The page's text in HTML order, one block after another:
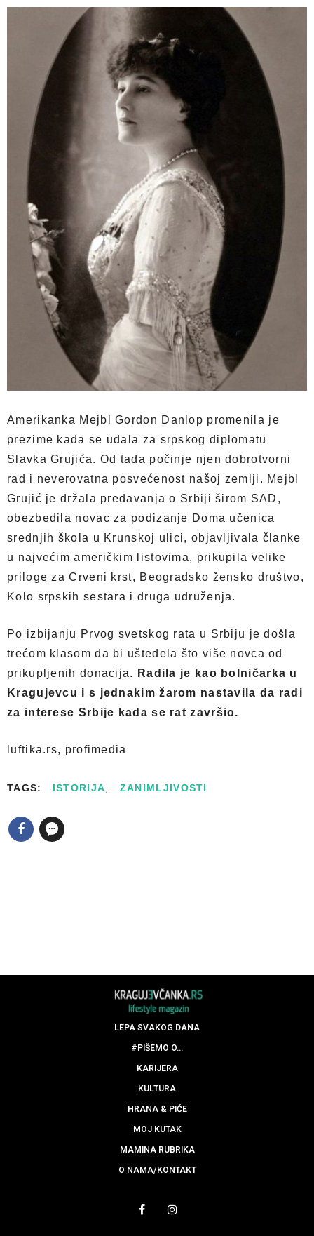
Amerikanka Mejbl Gordon Danlop promenila je
prezime kada se udala za srpskog diplomatu
Slavka Grujića. Od tada počinje njen dobrotvorni
rad i neverovatna posvećenost našoj zemlji. Mejbl
Grujić je držala predavanja o Srbiji širom SAD,
obezbedila novac za podizanje Doma učenica
srednjih škola u Krunskoj ulici, objavljivala članke
u najvećim američkim listovima, prikupila velike
priloge za Crveni krst, Beogradsko žensko društvo,
Kolo srpskih sestara i druga udruženja.
Po izbijanju Prvog svetskog rata u Srbiju je došla
trećom klasom da bi uštedela što više novca od
prikupljenih donacija.
Radila je kao bolničarka u
Kragujevcu i s jednakim žarom nastavila da radi
za interese Srbije kada se rat završio.
luftika.rs, profimedia
TAGS: ISTORIJA ZANIMLJIVOSTI
LEPA SVAKOG DANA
#PIŠEMO O…
KARIJERA
KULTURA
HRANA & PIĆE
MOJ KUTAK
MAMINA RUBRIKA
O NAMA/KONTAKT